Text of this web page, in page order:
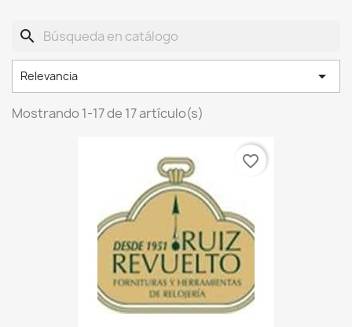
search
Relevancia 
Mostrando 1-17 de 17 artículo(s)
favorite_border